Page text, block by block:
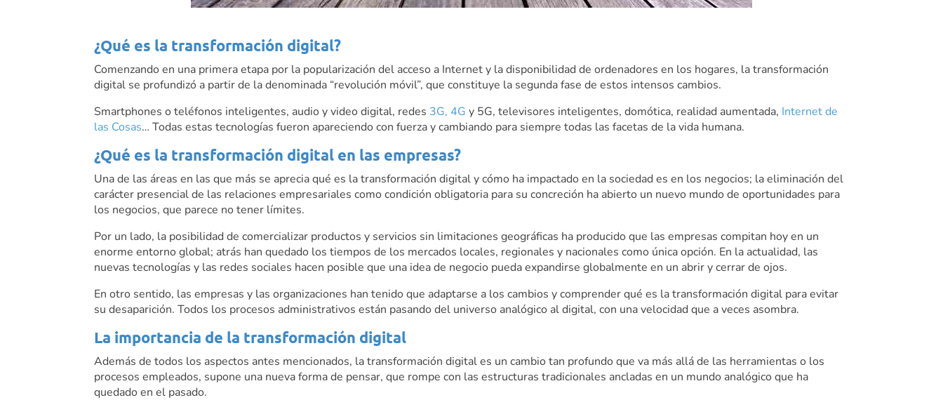
¿Qué es la transformación digital?
Comenzando en una primera etapa por la popularización del acceso a Internet y la disponibilidad de ordenadores en los hogares, la transformación
digital se profundizó a partir de la denominada “revolución móvil”, que constituye la segunda fase de estos intensos cambios.
Smartphones o teléfonos inteligentes, audio y video digital, redes 3G, 4G y 5G, televisores inteligentes, domótica, realidad aumentada, Internet de
las Cosas… Todas estas tecnologías fueron apareciendo con fuerza y cambiando para siempre todas las facetas de la vida humana.
¿Qué es la transformación digital en las empresas?
Una de las áreas en las que más se aprecia qué es la transformación digital y cómo ha impactado en la sociedad es en los negocios; la eliminación del
carácter presencial de las relaciones empresariales como condición obligatoria para su concreción ha abierto un nuevo mundo de oportunidades para
los negocios, que parece no tener límites.
Por un lado, la posibilidad de comercializar productos y servicios sin limitaciones geográficas ha producido que las empresas compitan hoy en un
enorme entorno global; atrás han quedado los tiempos de los mercados locales, regionales y nacionales como única opción. En la actualidad, las
nuevas tecnologías y las redes sociales hacen posible que una idea de negocio pueda expandirse globalmente en un abrir y cerrar de ojos.
En otro sentido, las empresas y las organizaciones han tenido que adaptarse a los cambios y comprender qué es la transformación digital para evitar
su desaparición. Todos los procesos administrativos están pasando del universo analógico al digital, con una velocidad que a veces asombra.
La importancia de la transformación digital
Además de todos los aspectos antes mencionados, la transformación digital es un cambio tan profundo que va más allá de las herramientas o los
procesos empleados, supone una nueva forma de pensar, que rompe con las estructuras tradicionales ancladas en un mundo analógico que ha
quedado en el pasado.